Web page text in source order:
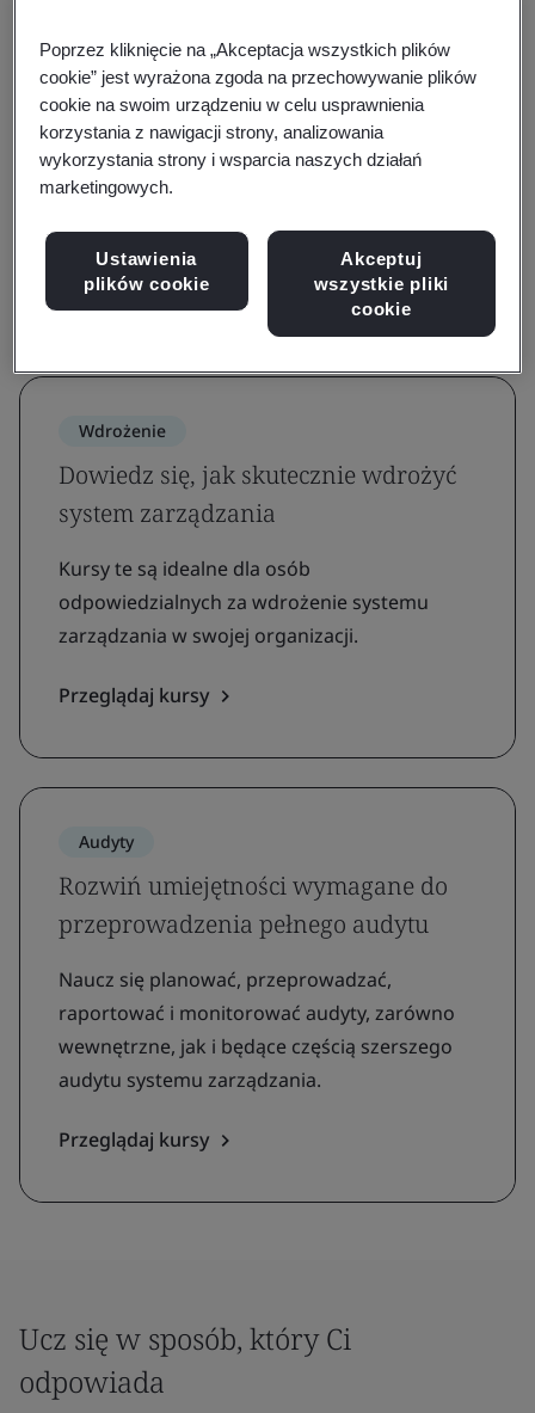
poznaj jej wymagania
Dzięki kursom uświadamiającym i
rozwijającym znajomość wymagań zapoznasz
się z kluczowymi terminami, definicjami i
Przeglądaj kursy
Wdrożenie
Dowiedz się, jak skutecznie wdrożyć
system zarządzania
Kursy te są idealne dla osób
odpowiedzialnych za wdrożenie systemu
zarządzania w swojej organizacji.
Przeglądaj kursy
Audyty
Rozwiń umiejętności wymagane do
przeprowadzenia pełnego audytu
Naucz się planować, przeprowadzać,
raportować i monitorować audyty, zarówno
wewnętrzne, jak i będące częścią szerszego
audytu systemu zarządzania.
Przeglądaj kursy
Ucz się w sposób, który Ci
odpowiada
Poprzez kliknięcie na „Akceptacja wszystkich plików
cookie” jest wyrażona zgoda na przechowywanie plików
cookie na swoim urządzeniu w celu usprawnienia
korzystania z nawigacji strony, analizowania
wykorzystania strony i wsparcia naszych działań
marketingowych.
Ustawienia
plików cookie
Akceptuj
wszystkie pliki
cookie